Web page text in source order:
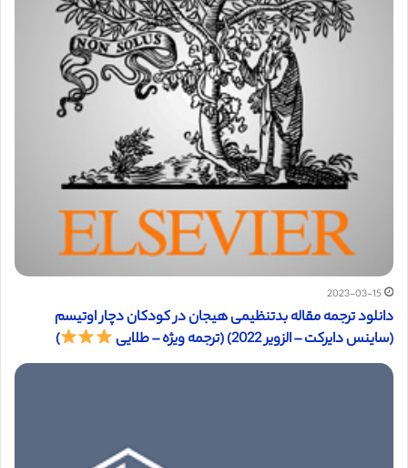
2023-03-15
دانلود ترجمه مقاله بدتنظیمی هیجان در کودکان دچار اوتیسم
(ساینس دایرکت – الزویر 2022) (ترجمه ویژه – طلایی
)